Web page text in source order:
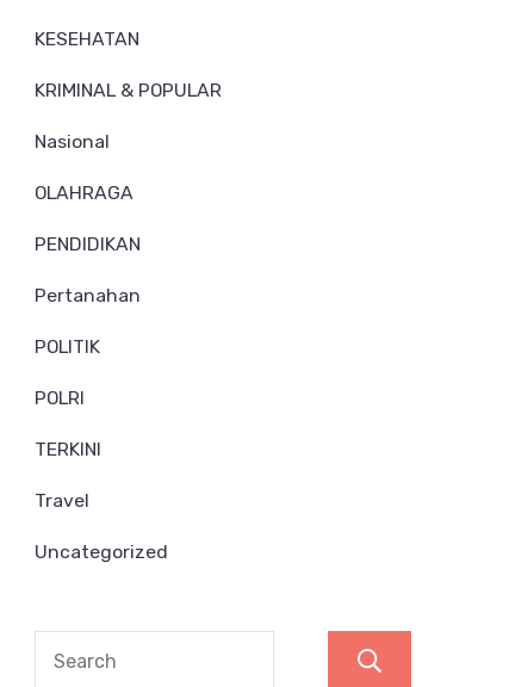
KESEHATAN
KRIMINAL & POPULAR
Nasional
OLAHRAGA
PENDIDIKAN
Pertanahan
POLITIK
POLRI
TERKINI
Travel
Uncategorized